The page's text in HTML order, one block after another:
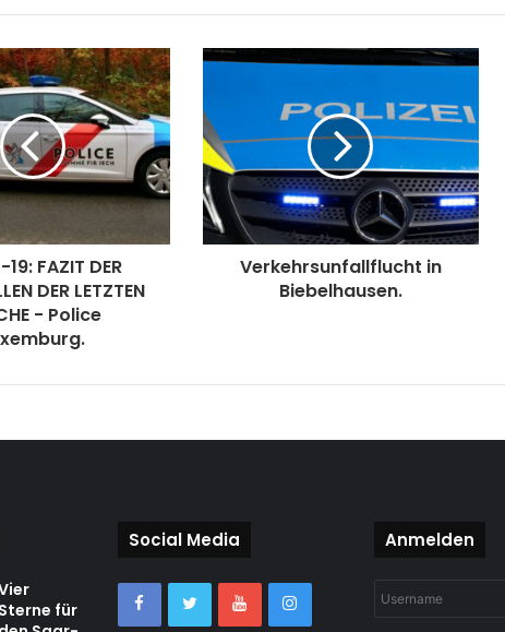
FAZIT DER
DER LETZTEN
- Police
Verkehrsunfallflucht in
Biebelhausen.
Sterne für
Social Media Anmelden